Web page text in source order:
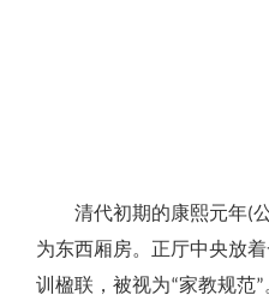
清代初期的康熙元年(
为东西厢房。正厅中央放
训楹联，被视为“家教规范”